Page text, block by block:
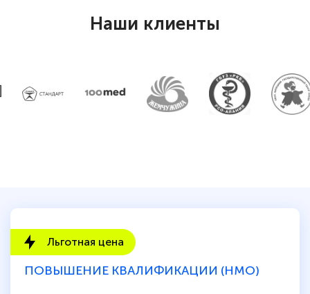
Знаток города 7 уровня
прохождения курса, удобная система
аттестации, проблем не возникло ни на
каком этапе…
Наши клиенты
Льготная цена
ПОВЫШЕНИЕ КВАЛИФИКАЦИИ (НМО)